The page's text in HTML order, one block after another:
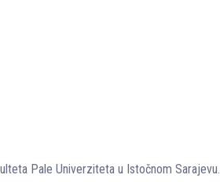
Pale Univerziteta u Istočnom Sarajevu.